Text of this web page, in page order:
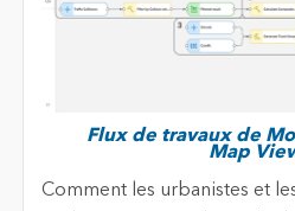
Flux de travaux de
Map
Comment les urbanistes et